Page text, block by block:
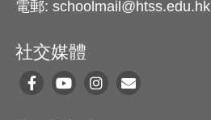
電郵: schoolmail@htss.edu.hk
社交媒體